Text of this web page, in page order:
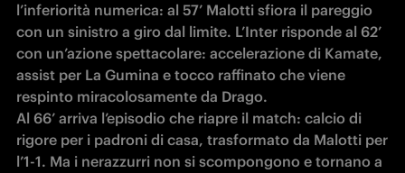
l’inferiorità numerica: al 57’ Malotti sfiora il pareggio
con un sinistro a giro dal limite. L’Inter risponde al 62’
con un’azione spettacolare: accelerazione di Kamate,
assist per La Gumina e tocco raffinato che viene
respinto miracolosamente da Drago.
Al 66’ arriva l’episodio che riapre il match: calcio di
rigore per i padroni di casa, trasformato da Malotti per
l’1-1. Ma i nerazzurri non si scompongono e tornano a